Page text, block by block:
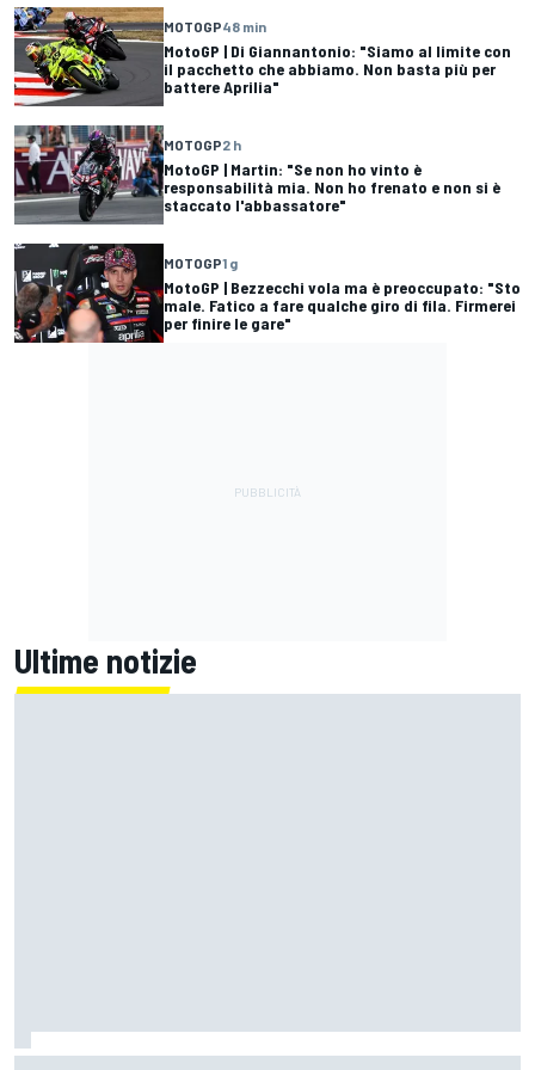
MOTOGP48 min
MotoGP | Di Giannantonio: "Siamo al limite con
il pacchetto che abbiamo. Non basta più per
battere Aprilia"
MOTOGP2 h
MotoGP | Martin: "Se non ho vinto è
responsabilità mia. Non ho frenato e non si è
staccato l'abbassatore"
MOTOGP1 g
MotoGP | Bezzecchi vola ma è preoccupato: "Sto
male. Fatico a fare qualche giro di fila. Firmerei
per finire le gare"
Ultime notizie